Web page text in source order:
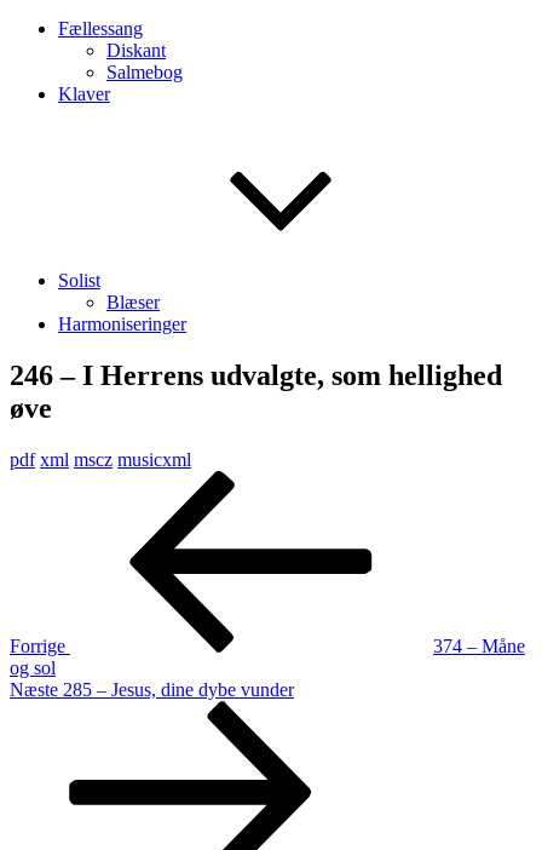
Fællessang
Diskant
Salmebog
Klaver
Solist
Blæser
Harmoniseringer
246 – I Herrens udvalgte, som hellighed
øve
pdf xml mscz musicxml
Indlægsnavigation
Forrige
374 – Måne
og sol
Næste
Næste 285 – Jesus, dine dybe vunder